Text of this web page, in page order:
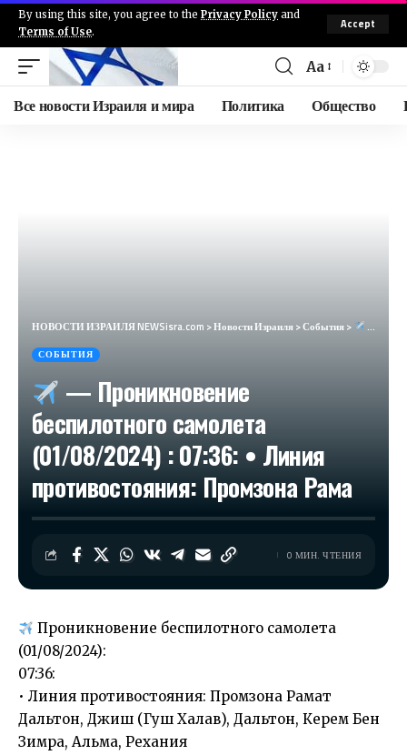
By using this site, you agree to the Privacy Policy and
Terms of Use.
Accept
Aa
Все новости Израиля и мира Политика Общество
НОВОСТИ ИЗРАИЛЯ NEWSisra.com >Новости Израиля>События>
СОБЫТИЯ
— Проникновение
беспилотного самолета
(01/08/2024) : 07:36: • Линия
противостояния: Промзона Рама
0 МИН. ЧТЕНИЯ
Проникновение беспилотного самолета
(01/08/2024):
07:36:
• Линия противостояния: Промзона Рамат
Дальтон, Джиш (Гуш Халав), Дальтон, Керем Бен
Зимра, Альма, Рехания